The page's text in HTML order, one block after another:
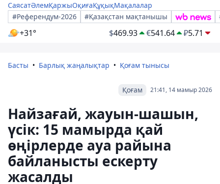
СаясатӘлемҚаржыОқиғаҚұқықМақалалар
#Референдум-2026
#Қазақстан мақтанышы
+31° $469.93 €541.64 ₽5.71
Басты Барлық жаңалықтар Қоғам тынысы
21:41, 14 мамыр 2026
Қоғам
Найзағай, жауын-шашын,
үсік: 15 мамырда қай
өңірлерде ауа райына
байланысты ескерту
жасалды